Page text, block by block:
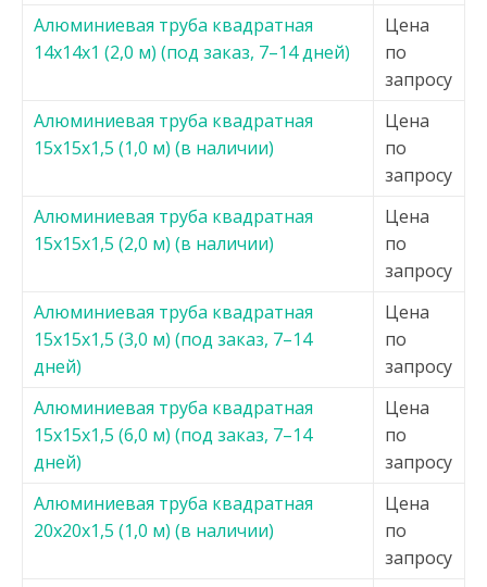
Алюминиевая труба квадратная
14х14х1 (2,0 м) (под заказ, 7–14 дней)
Цена
по
запросу
Алюминиевая труба квадратная
15х15х1,5 (1,0 м) (в наличии)
Цена
по
запросу
Алюминиевая труба квадратная
15х15х1,5 (2,0 м) (в наличии)
Цена
по
запросу
Алюминиевая труба квадратная
15х15х1,5 (3,0 м) (под заказ, 7–14
дней)
Цена
по
запросу
Алюминиевая труба квадратная
15х15х1,5 (6,0 м) (под заказ, 7–14
дней)
Цена
по
запросу
Алюминиевая труба квадратная
20х20х1,5 (1,0 м) (в наличии)
Цена
по
запросу